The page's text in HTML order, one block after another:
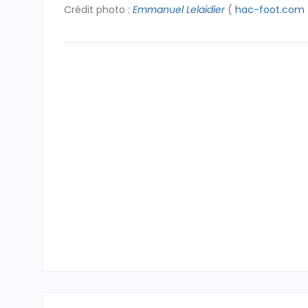
Crédit photo : Emmanuel Lelaidier( hac-foot.com